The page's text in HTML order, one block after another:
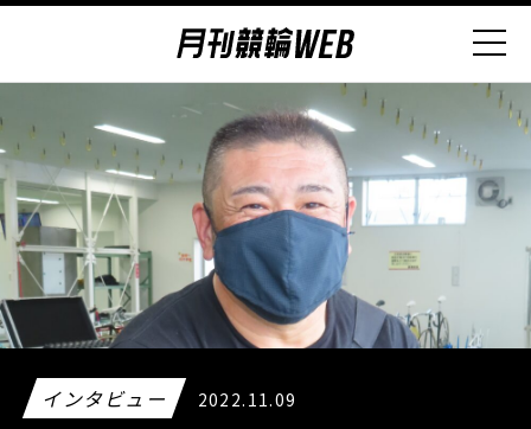
インタビュー 2022.11.09